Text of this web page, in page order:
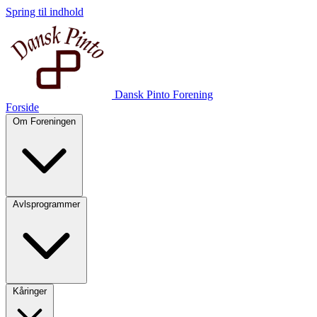
Spring til indhold
Dansk Pinto Forening
Forside
Om Foreningen
Avlsprogrammer
Kåringer